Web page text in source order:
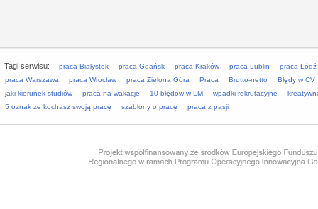
Tagi serwisu: praca Białystok praca Gdańsk praca Kraków praca Lublin
praca Łódź
praca Warszawa
praca Wrocław praca Zielona Góra Praca Brutto-netto
Błędy w CV
jaki kierunek studiów
praca na wakacje 10 błędów w LM wpadki rekrutacyjne
5 oznak że kochasz swoją pracę
szablony o pracę praca z pasji